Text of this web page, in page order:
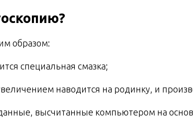
образом:
специальная смазка;
наводится на родинку, и
высчитанные компьютером на